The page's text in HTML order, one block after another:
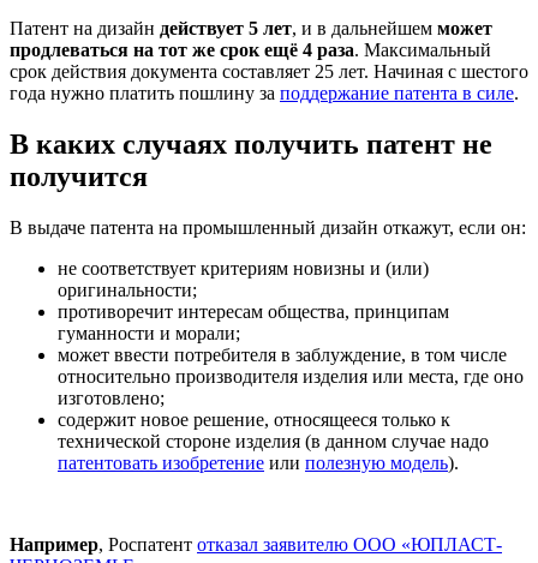
Патент на дизайн действует 5 лет, и в дальнейшем может
продлеваться на тот же срок ещё 4 раза. Максимальный
срок действия документа составляет 25 лет. Начиная с шестого
года нужно платить пошлину за поддержание патента в силе.
В каких случаях получить патент не
получится
В выдаче патента на промышленный дизайн откажут, если он:
не соответствует критериям новизны и (или)
оригинальности;
противоречит интересам общества, принципам
гуманности и морали;
может ввести потребителя в заблуждение, в том числе
относительно производителя изделия или места, где оно
изготовлено;
содержит новое решение, относящееся только к
технической стороне изделия (в данном случае надо
патентовать изобретение или полезную модель).
Например, Роспатент отказал заявителю ООО «ЮПЛАСТ-